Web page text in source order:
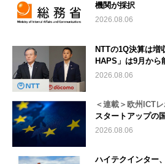
機関が採択
2026.08.06
NTTの1Q決算は
HAPS」は9月から
2026.08.06
＜連載＞欧州ICT
スタートアップの
2026.08.06
ハイテクインター